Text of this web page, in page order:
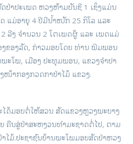
ປ່າປະເພດ ຫວງຫ້າມບັນຊີ 1 ເຊິ່ງແມ່ນ
ແມ່ອາຍຸ 4 ປີມີນ້ຳໜັກ 25 ກິໂລ ແລະ
ລີງ ຈຳນວນ 2 ໂຕເພດຜູ້ ແລະ ເພດແມ່
ຂອງລັດ, ກ່າວມອບໂດຍ ທ່ານ ພີມພອນ
ະໂພ, ເມືອງ ປະທຸມພອນ, ແຂວງຈຳປາ
ໜ້າກອງກວດກາປ່າໄມ້ ແຂວງ.
ດ້ມອບຕໍ່ໃຫ້ສວນ ສັດແຂວງຫຼວງພະບາງ
ຄືນສູ່ປ່າສະຫງວນທຳມະຊາດຕໍ່ໄປ, ຕາມ
ໄມ້.ປະຊາຊົນ​ບ້ານ​ພະ​ໂພ​ມອບ​ສັດປ່າ​ຫວງ​